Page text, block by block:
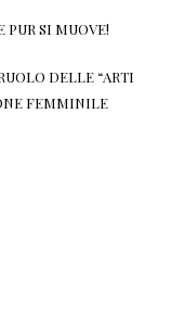
PUR SI MUOVE!
DELLE “ARTI
FEMMINILE